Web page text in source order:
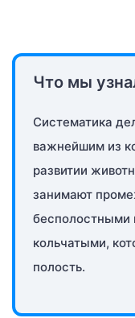
Что мы
Систематика
важнейшим из
развитии
занимают
бесполостными
кольчатыми,
полость.